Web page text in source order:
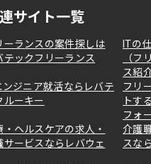
サイト一覧
ーランスの案件探しは
テックフリーランス
ITの
（フ
ス紹
ンジニア就活ならレバテ
ルーキー
フリ
トす
フォ
・ヘルスケアの求人・
サービスならレバウェ
介護
スな